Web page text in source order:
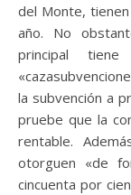
del Monte,
año. No
principal
la subvención a
pruebe que la
rentable.
otorguen «de
cincuenta por